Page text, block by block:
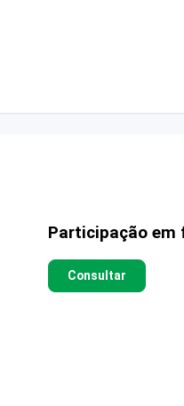
Participação em
Consultar